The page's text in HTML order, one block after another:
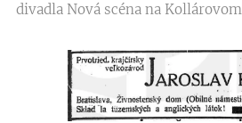
divadla Nová scéna na